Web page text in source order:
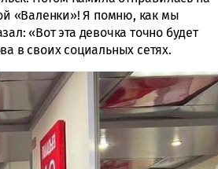
«Валенки»! Я помню, как мы
«Вот эта девочка точно будет
в своих социальных сетях.